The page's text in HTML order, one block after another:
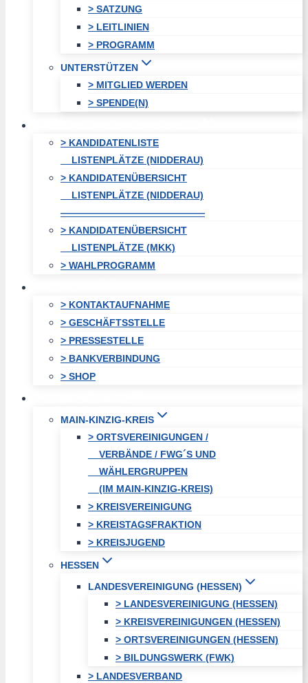
> SATZUNG
> LEITLINIEN
> PROGRAMM
UNTERSTÜTZEN
> MITGLIED WERDEN
> SPENDE(N)
> KANDIDATENLISTE
LISTENPLÄTZE (NIDDERAU)
> KANDIDATENÜBERSICHT
LISTENPLÄTZE (NIDDERAU)
———————————————
> KANDIDATENÜBERSICHT
LISTENPLÄTZE (MKK)
> WAHLPROGRAMM
> KONTAKTAUFNAHME
> GESCHÄFTSSTELLE
> PRESSESTELLE
> BANKVERBINDUNG
> SHOP
MAIN-KINZIG-KREIS
> ORTSVEREINIGUNGEN /
VERBÄNDE / FWG´S UND
WÄHLERGRUPPEN
(IM MAIN-KINZIG-KREIS)
> KREISVEREINIGUNG
> KREISTAGSFRAKTION
> KREISJUGEND
HESSEN
LANDESVEREINIGUNG (HESSEN)
> LANDESVEREINIGUNG (HESSEN)
> KREISVEREINIGUNGEN (HESSEN)
> ORTSVEREINIGUNGEN (HESSEN)
> BILDUNGSWERK (FWK)
> LANDESVERBAND